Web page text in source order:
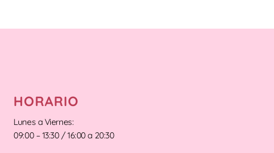
HORARIO
Lunes a Viernes:
09:00 – 13:30 / 16:00 a 20:30